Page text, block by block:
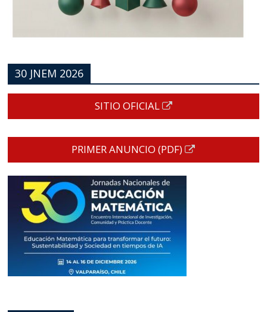
30 JNEM 2026
SITIO OFICIAL
PRIMER ANUNCIO (PDF)